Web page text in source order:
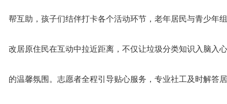
帮互助，孩子们结伴打卡各个活动环节，老年居民与青少年
改居原住民在互动中拉近距离，不仅让垃圾分类知识入脑入
的温馨氛围。志愿者全程引导贴心服务，专业社工及时解答